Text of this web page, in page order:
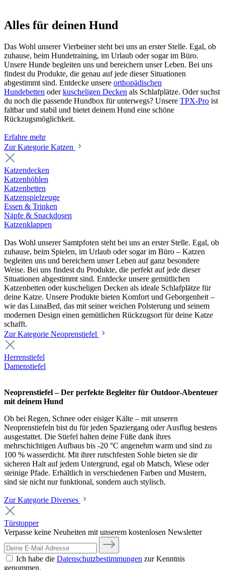
Alles für deinen Hund
Das Wohl unserer Vierbeiner steht bei uns an erster Stelle. Egal, ob
zuhause, beim Hundetraining, im Urlaub oder sogar im Büro.
Unsere Hunde begleiten uns und bereichern unser Leben. Bei uns
findest du Produkte, die genau auf jede dieser Situationen
abgestimmt sind. Entdecke unsere orthopädischen
Hundebetten oderkuscheligen Decken als Schlafplätze. Oder suchst
du noch die passende Hundbox für unterwegs? Unsere TPX-Pro ist
faltbar und stabil und bietet deinem Hund eine schöne
Rückzugsmöglichkeit.
Erfahre mehr
Zur Kategorie Katzen
Katzendecken
Katzenhöhlen
Katzenbetten
Katzenspielzeuge
Essen & Trinken
Näpfe & Snackdosen
Katzenklappen
Das Wohl unserer Samtpfoten steht bei uns an erster Stelle. Egal, ob
zuhause, beim Spielen, im Urlaub oder sogar im Büro – Katzen
begleiten uns und bereichern unser Leben auf ganz besondere
Weise. Bei uns findest du Produkte, die perfekt auf jede dieser
Situationen abgestimmt sind. Entdecke unsere gemütlichen
Katzenbetten oder kuscheligen Decken als ideale Schlafplätze für
deine Katze. Unsere Produkte bieten Komfort und Geborgenheit –
wie das LunaBed, das mit seiner weichen Polsterung und seinem
modernen Design einen gemütlichen Rückzugsort für deine Katze
schafft.
Zur Kategorie Neoprenstiefel
Herrenstiefel
Damenstiefel
Neoprenstiefel – Der perfekte Begleiter für Outdoor-Abenteuer
mit deinem Hund
Ob bei Regen, Schnee oder eisiger Kälte – mit unseren
Neoprenstiefeln bist du für jeden Spaziergang oder Ausflug bestens
ausgestattet. Die Stiefel halten deine Füße dank ihres
mehrschichtigen Aufbaus bis -20 °C angenehm warm und sind zu
100 % wasserdicht. Mit ihrer rutschfesten Sohle bieten sie dir
sicheren Halt auf jedem Untergrund, egal ob Matsch, Wiese oder
steinige Pfade. Erhältlich in verschiedenen Farben und Mustern,
sind sie nicht nur funktional, sondern auch stylisch.
Zur Kategorie Diverses
Türstopper
Verpasse keine Neuheiten mit unserem kostenlosen Newsletter
Ich habe die Datenschutzbestimmungen zur Kenntnis
genommen.